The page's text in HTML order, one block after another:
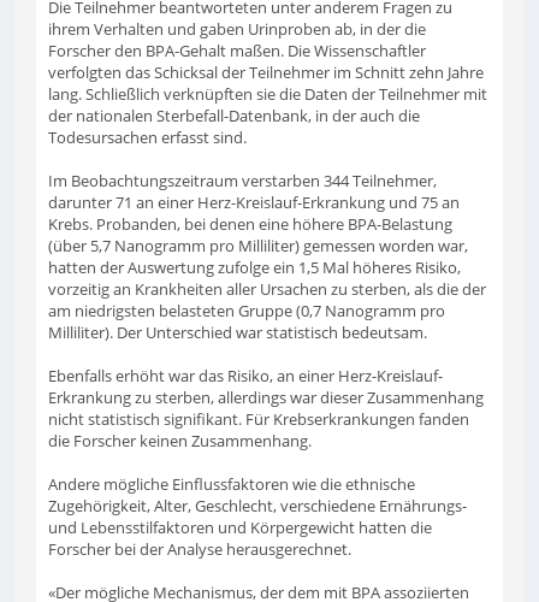
Die Teilnehmer beantworteten unter anderem Fragen zu
ihrem Verhalten und gaben Urinproben ab, in der die
Forscher den BPA-Gehalt maßen. Die Wissenschaftler
verfolgten das Schicksal der Teilnehmer im Schnitt zehn Jahre
lang. Schließlich verknüpften sie die Daten der Teilnehmer mit
der nationalen Sterbefall-Datenbank, in der auch die
Todesursachen erfasst sind.
Im Beobachtungszeitraum verstarben 344 Teilnehmer,
darunter 71 an einer Herz-Kreislauf-Erkrankung und 75 an
Krebs. Probanden, bei denen eine höhere BPA-Belastung
(über 5,7 Nanogramm pro Milliliter) gemessen worden war,
hatten der Auswertung zufolge ein 1,5 Mal höheres Risiko,
vorzeitig an Krankheiten aller Ursachen zu sterben, als die der
am niedrigsten belasteten Gruppe (0,7 Nanogramm pro
Milliliter). Der Unterschied war statistisch bedeutsam.
Ebenfalls erhöht war das Risiko, an einer Herz-Kreislauf-
Erkrankung zu sterben, allerdings war dieser Zusammenhang
nicht statistisch signifikant. Für Krebserkrankungen fanden
die Forscher keinen Zusammenhang.
Andere mögliche Einflussfaktoren wie die ethnische
Zugehörigkeit, Alter, Geschlecht, verschiedene Ernährungs-
und Lebensstilfaktoren und Körpergewicht hatten die
Forscher bei der Analyse herausgerechnet.
«Der mögliche Mechanismus, der dem mit BPA assoziierten